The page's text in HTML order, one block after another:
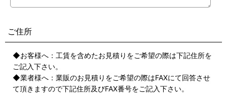
ご住所
◆お客様へ：工賃を含めたお見積りをご希望の際は下記住所を
ご記入下さい。
◆業者様へ：業販のお見積りをご希望の際はFAXにて回答させ
て頂きますので下記住所及びFAX番号をご記入下さい。